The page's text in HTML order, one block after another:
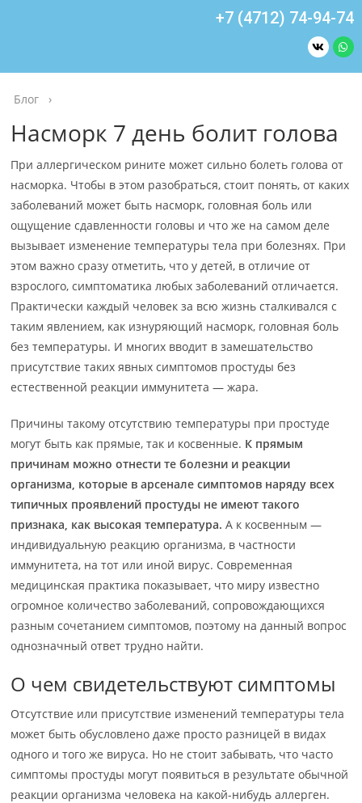
+7 (4712) 74-94-74
Блог ›
Насморк 7 день болит голова
При аллергическом рините может сильно болеть голова от
насморка. Чтобы в этом разобраться, стоит понять, от каких
заболеваний может быть насморк, головная боль или
ощущение сдавленности головы и что же на самом деле
вызывает изменение температуры тела при болезнях. При
этом важно сразу отметить, что у детей, в отличие от
взрослого, симптоматика любых заболеваний отличается.
Практически каждый человек за всю жизнь сталкивался с
таким явлением, как изнуряющий насморк, головная боль
без температуры. И многих вводит в замешательство
присутствие таких явных симптомов простуды без
естественной реакции иммунитета — жара.
Причины такому отсутствию температуры при простуде
могут быть как прямые, так и косвенные. К прямым
причинам можно отнести те болезни и реакции
организма, которые в арсенале симптомов наряду всех
типичных проявлений простуды не имеют такого
признака, как высокая температура. А к косвенным —
индивидуальную реакцию организма, в частности
иммунитета, на тот или иной вирус. Современная
медицинская практика показывает, что миру известно
огромное количество заболеваний, сопровождающихся
разным сочетанием симптомов, поэтому на данный вопрос
однозначный ответ трудно найти.
О чем свидетельствуют симптомы
Отсутствие или присутствие изменений температуры тела
может быть обусловлено даже просто разницей в видах
одного и того же вируса. Но не стоит забывать, что часто
симптомы простуды могут появиться в результате обычной
реакции организма человека на какой-нибудь аллерген.